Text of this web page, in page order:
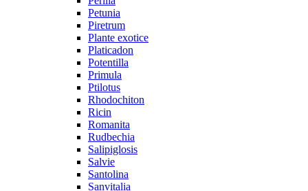
Petunia
Piretrum
Plante exotice
Platicadon
Potentilla
Primula
Ptilotus
Rhodochiton
Ricin
Romanita
Rudbechia
Salipiglosis
Salvie
Santolina
Sanvitalia